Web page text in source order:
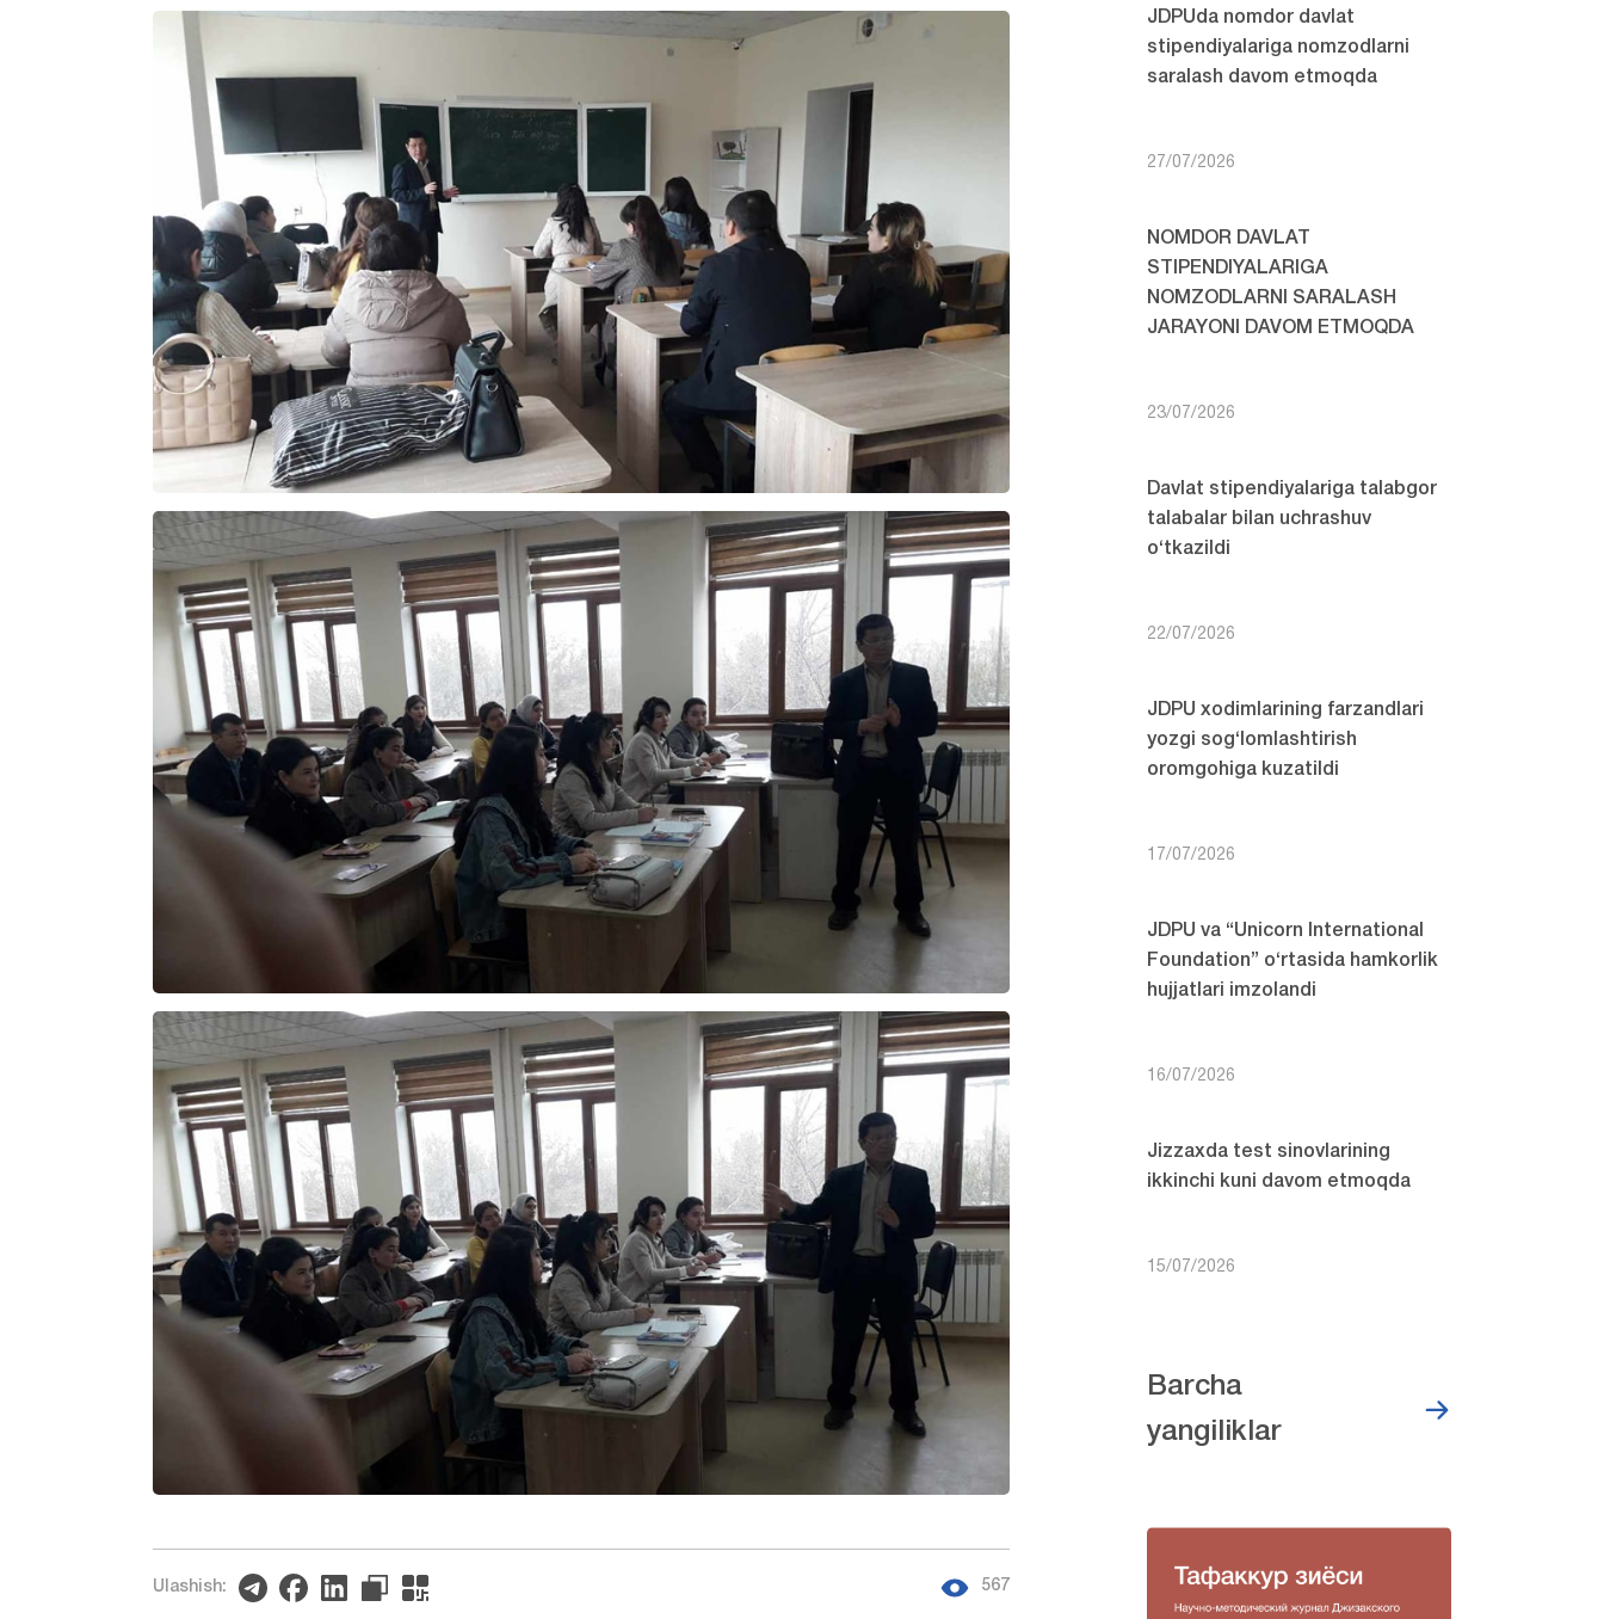
Ulashish: 567
JDPUda nomdor davlat
stipendiyalariga nomzodlarni
saralash davom etmoqda
27/07/2026
NOMDOR DAVLAT
STIPENDIYALARIGA
NOMZODLARNI SARALASH
JARAYONI DAVOM ETMOQDA
23/07/2026
Davlat stipendiyalariga talabgor
talabalar bilan uchrashuv
o‘tkazildi
22/07/2026
JDPU xodimlarining farzandlari
yozgi sog‘lomlashtirish
oromgohiga kuzatildi
17/07/2026
JDPU va “Unicorn International
Foundation” o‘rtasida hamkorlik
hujjatlari imzolandi
16/07/2026
Jizzaxda test sinovlarining
ikkinchi kuni davom etmoqda
15/07/2026
Barcha
yangiliklar